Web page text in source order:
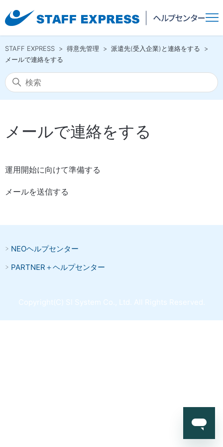
STAFF EXPRESS 得意先管理
派遣先(受入企業)と連絡をする
メールで連絡をする
メールで連絡をする
運用開始に向けて準備する
メールを送信する
NEOヘルプセンター
PARTNER＋ヘルプセンター
Copyright(C) SI System Co., Ltd. All Rights Reserved.